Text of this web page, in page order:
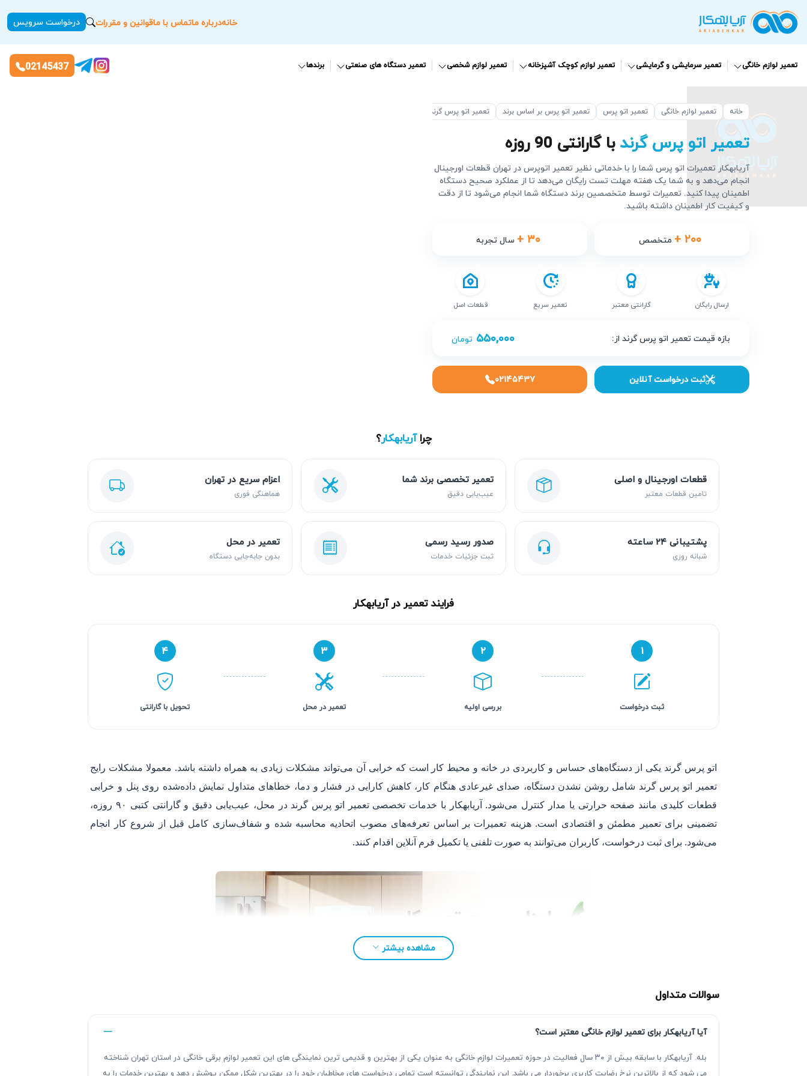
خانهدرباره ماتماس با ماقوانین و مقررات درخواست سرویس
تعمیر لوازم خانگی تعمیر سرمایشی و گرمایشی تعمیر لوازم کوچک آشپزخانه تعمیر لوازم شخصی تعمیر دستگاه های صنعتی برندها 02145437
خانه تعمیر لوازم خانگی تعمیر اتو پرس تعمیر اتو پرس بر اساس برند تعمیر اتو پرس گرند
تعمیر اتو پرس گرندبا گارانتی 90 روزه
آریابهکار تعمیرات اتو پرس شما را با خدماتی نظیر تعمیر اتوپرس در تهران قطعات اورجینال
انجام می‌دهد و به شما یک هفته مهلت تست رایگان می‌دهد تا از عملکرد صحیح دستگاه
اطمینان پیدا کنید. تعمیرات توسط متخصصین برند دستگاه شما انجام می‌شود تا از دقت
و کیفیت کار اطمینان داشته باشید.
+ ۲۰۰ متخصص + ۳۰ سال تجربه
ارسال رایگان گارانتی معتبر تعمیر سریع قطعات اصل
بازه قیمت تعمیر اتو پرس گرند از: ۵۵۰,۰۰۰ تومان
ثبت درخواست آنلاین ۰۲۱۴۵۴۳۷
چراآریابهکار؟
قطعات اورجینال و اصلی
تامین قطعات معتبر
تعمیر تخصصی برند شما
عیب‌یابی دقیق
اعزام سریع در تهران
هماهنگی فوری
پشتیبانی ۲۴ ساعته
شبانه روزی
صدور رسید رسمی
ثبت جزئیات خدمات
تعمیر در محل
بدون جابه‌جایی دستگاه
فرایند تعمیر در آریابهکار
۱
ثبت درخواست
۲
بررسی اولیه
۳
تعمیر در محل
۴
تحویل با گارانتی
اتو پرس گرند یکی از دستگاه‌های حساس و کاربردی در خانه و محیط کار است که خرابی آن می‌تواند مشکلات زیادی به همراه داشته باشد. معمولا مشکلات رایج
تعمیر اتو پرس گرند شامل روشن نشدن دستگاه، صدای غیرعادی هنگام کار، کاهش کارایی در فشار و دما، خطاهای متداول نمایش داده‌شده روی پنل و خرابی
قطعات کلیدی مانند صفحه حرارتی یا مدار کنترل می‌شود. آریابهکار با خدمات تخصصی تعمیر اتو پرس گرند در محل، عیب‌یابی دقیق و گارانتی کتبی ۹۰ روزه،
تضمینی برای تعمیر مطمئن و اقتصادی است. هزینه تعمیرات بر اساس تعرفه‌های مصوب اتحادیه محاسبه شده و شفاف‌سازی کامل قبل از شروع کار انجام
می‌شود. برای ثبت درخواست، کاربران می‌توانند به صورت تلفنی یا تکمیل فرم آنلاین اقدام کنند.
مشاهده بیشتر
سوالات متداول
آیا آریابهکار برای تعمیر لوازم خانگی معتبر است؟
بله. آریابهکار با سابقه بیش از ۳۰ سال فعالیت در حوزه تعمیرات لوازم خانگی به عنوان یکی از بهترین و قدیمی ترین نمایندگی های این تعمیر لوازم برقی خانگی در استان تهران شناخته
می شود که از بالاترین نرخ رضایت کاربری برخوردار می باشد. این نمایندگی توانسته است تمامی درخواست های مخاطبان خود را در بهترین شکل ممکن پوشش دهد و بهترین خدمات را به